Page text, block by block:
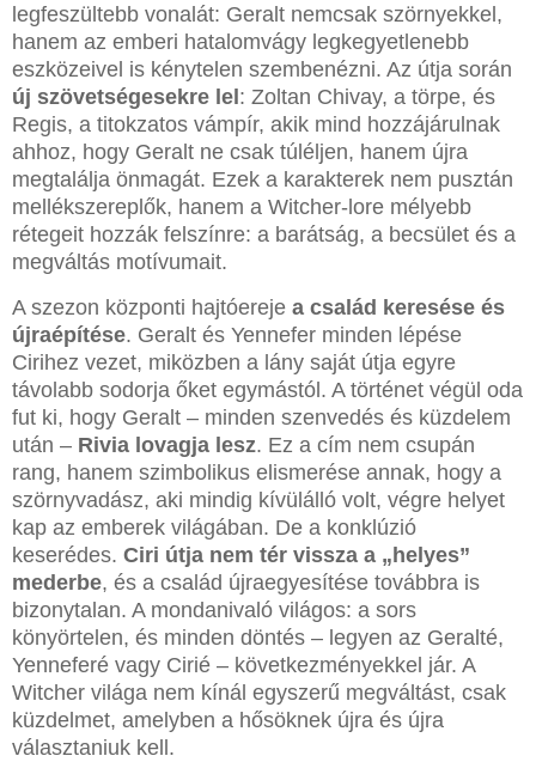
legfeszültebb vonalát: Geralt nemcsak szörnyekkel,
hanem az emberi hatalomvágy legkegyetlenebb
eszközeivel is kénytelen szembenézni. Az útja során
új szövetségesekre lel: Zoltan Chivay, a törpe, és
Regis, a titokzatos vámpír, akik mind hozzájárulnak
ahhoz, hogy Geralt ne csak túléljen, hanem újra
megtalálja önmagát. Ezek a karakterek nem pusztán
mellékszereplők, hanem a Witcher-lore mélyebb
rétegeit hozzák felszínre: a barátság, a becsület és a
megváltás motívumait.
A szezon központi hajtóereje a család keresése és
újraépítése. Geralt és Yennefer minden lépése
Cirihez vezet, miközben a lány saját útja egyre
távolabb sodorja őket egymástól. A történet végül oda
fut ki, hogy Geralt – minden szenvedés és küzdelem
után – Rivia lovagja lesz. Ez a cím nem csupán
rang, hanem szimbolikus elismerése annak, hogy a
szörnyvadász, aki mindig kívülálló volt, végre helyet
kap az emberek világában. De a konklúzió
keserédes. Ciri útja nem tér vissza a „helyes”
mederbe, és a család újraegyesítése továbbra is
bizonytalan. A mondanivaló világos: a sors
könyörtelen, és minden döntés – legyen az Geralté,
Yenneferé vagy Cirié – következményekkel jár. A
Witcher világa nem kínál egyszerű megváltást, csak
küzdelmet, amelyben a hősöknek újra és újra
választaniuk kell.